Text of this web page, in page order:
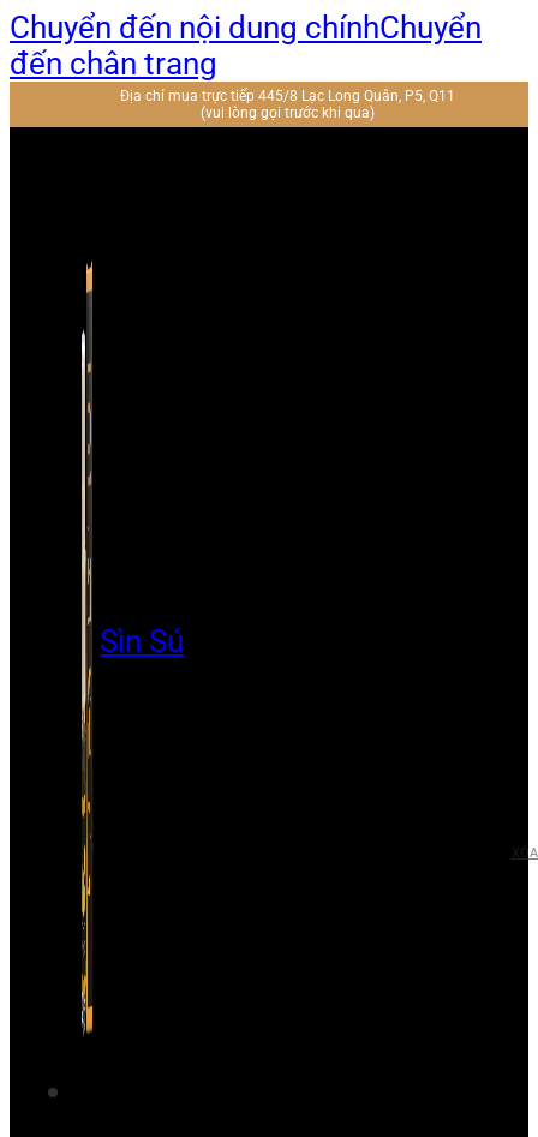
Chuyển đến nội dung chínhChuyển
đến chân trang
Địa chỉ mua trực tiếp 445/8 Lạc Long Quân, P5, Q11
(vui lòng gọi trước khi qua)
Sìn Sú
XÓA